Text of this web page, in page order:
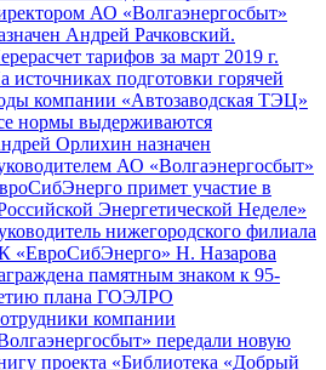
АО «Волгаэнергосбыт»
Андрей Рачковский.
тарифов за март 2019 г.
источниках подготовки горячей
компании «Автозаводская ТЭЦ»
нормы выдерживаются
Орлихин назначен
АО «Волгаэнергосбыт»
примет участие в
Энергетической Неделе»
нижегородского филиала
«ЕвроСибЭнерго» Н. Назарова
памятным знаком к 95-
плана ГОЭЛРО
компании
передали новую
проекта «Библиотека «Добрый